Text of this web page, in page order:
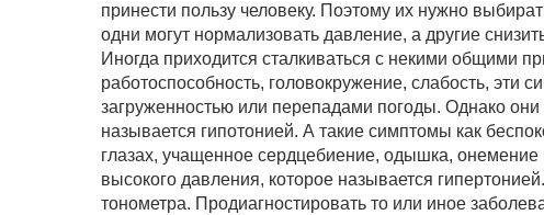
принести пользу человеку. Поэтому их нужно
одни могут нормализовать давление, а другие
Иногда приходится сталкиваться с некими общими
работоспособность, головокружение, слабость, эти
загруженностью или перепадами погоды. Однако
называется гипотонией. А такие симптомы как
глазах, учащенное сердцебиение, одышка, онемение
высокого давления, которое называется
тонометра. Продиагностировать то или иное